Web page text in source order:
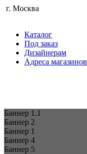
г. Москва
Каталог
Под заказ
Дизайнерам
Адреса магазинов
Баннер 1.1
Баннер 2
Баннер 1
Баннер 4
Баннер 5